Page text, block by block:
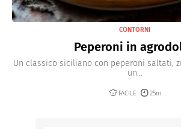
CONTORNI
Peperoni in
Un classico siciliano con peperoni saltati,
un...
FACILE 25m